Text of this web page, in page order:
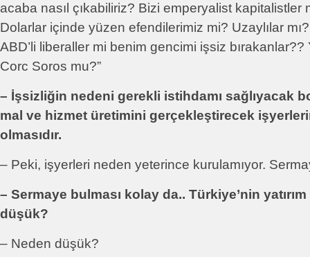
acaba nasıl çıkabiliriz? Bizi emperyalist kapitalistler
Dolarlar içinde yüzen efendilerimiz mi? Uzaylılar
ABD’li liberaller mi benim gencimi işsiz
Corc Soros mu?”
– İşsizliğin nedeni gerekli istihdamı sağlıyacak
mal ve hizmet üretimini gerçekleştirecek
olmasıdır.
– Peki, işyerleri neden yeterince kurulamıyor.
– Sermaye bulması kolay da.. Türkiye’nin
düşük?
– Neden düşük?